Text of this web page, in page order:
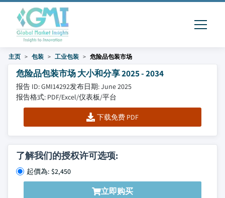
主页 包装 工业包装 危险品包装市场
危险品包装市场 大小和分享 2025 - 2034
报告 ID: GMI14292发布日期: June 2025
报告格式: PDF/Excel/仪表板/平台
下载免费 PDF
了解我们的授权许可选项:
起價為: $2,450
立即购买